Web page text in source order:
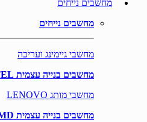
מחשבים נייחים
מחשבים נייחים
מחשבי גיימינג ועריכה
מחשבים בנייה עצמית INTEL
מחשבי מותג LENOVO
מחשבים בנייה עצמית AMD